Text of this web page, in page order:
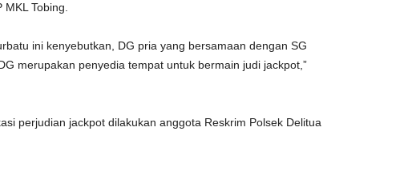
Tobing.
ini kenyebutkan, DG pria yang bersamaan dengan SG
merupakan penyedia tempat untuk bermain judi jackpot,”
perjudian jackpot dilakukan anggota Reskrim Polsek Delitua